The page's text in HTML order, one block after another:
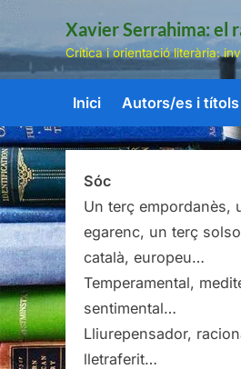
Skip
content
Xavier Serrahima: el
Crítica i orientació literària:
Inici Autors/es i
Sóc
Un terç empordanès,
egarenc, un terç
català, europeu…
Temperamental,
sentimental…
Lliurepensador,
lletraferit…